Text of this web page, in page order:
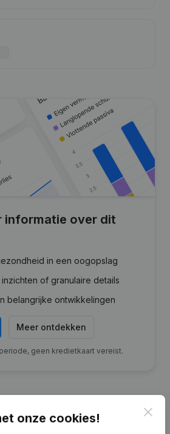
informatie over dit
in een oogopslag
of granulaire details
belangrijke ontwikkelingen
Meer ontdekken
geen kredietkaart vereist.
onze cookies!